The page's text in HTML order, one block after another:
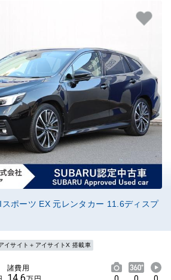
ポーツ EX 元レンタカー 11.6ディスプ
イサイト＋アイサイトX 搭載車
諸費用